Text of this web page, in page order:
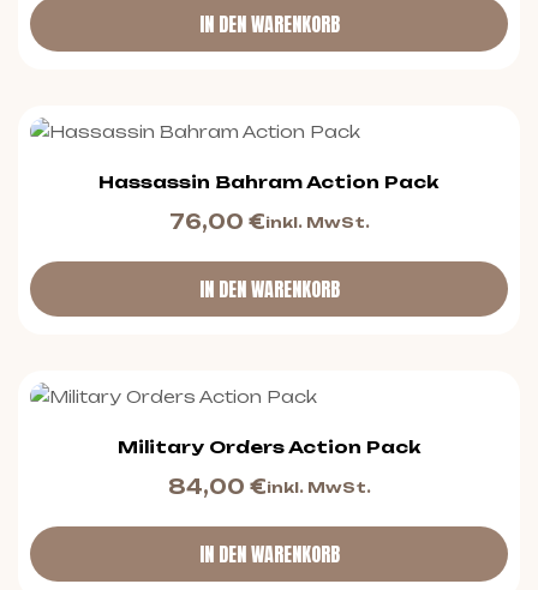
IN DEN WARENKORB
Hassassin Bahram Action Pack
76,00 €inkl. MwSt.
IN DEN WARENKORB
Military Orders Action Pack
84,00 €inkl. MwSt.
IN DEN WARENKORB